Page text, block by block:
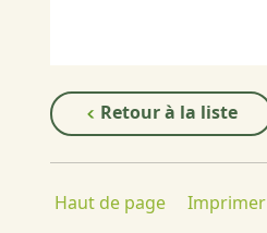
Retour à la liste
Haut de page Imprimer